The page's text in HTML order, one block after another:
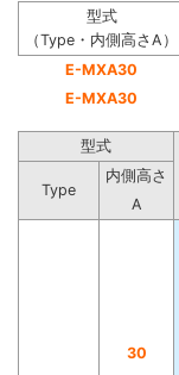
型式
（Type・内側高さA）
E-MXA30
E-MXA30
型式
Type
内側高さ
A
30